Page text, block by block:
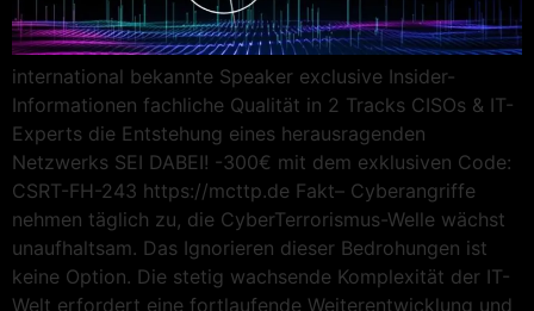
international bekannte Speaker exclusive Insider-
Informationen fachliche Qualität in 2 Tracks CISOs & IT-
Experts die Entstehung eines herausragenden
Netzwerks SEI DABEI! -300€ mit dem exklusiven Code:
CSRT-FH-243 https://mcttp.de Fakt– Cyberangriffe
nehmen täglich zu, die CyberTerrorismus-Welle wächst
unaufhaltsam. Das Ignorieren dieser Bedrohungen ist
keine Option. Die stetig wachsende Komplexität der IT-
Welt erfordert eine fortlaufende Weiterentwicklung und